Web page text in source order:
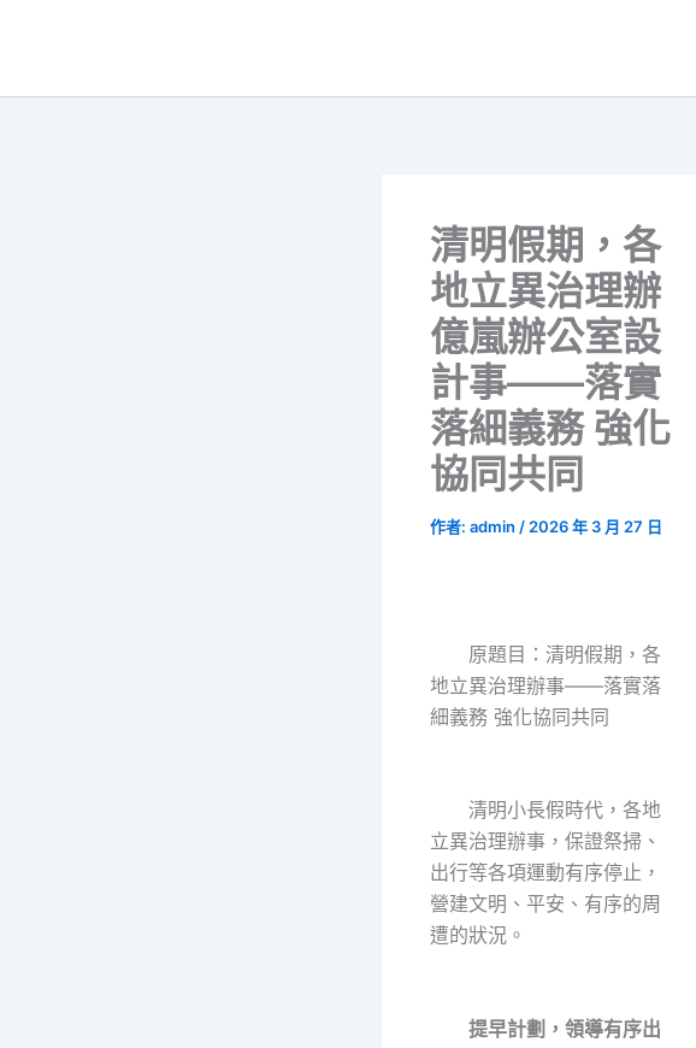
清明假期，各
地立異治理辦
億嵐辦公室設
計事——落實
落細義務 強化
協同共同
作者: admin / 2026 年 3 月 27 日
原題目：清明假期，各
地立異治理辦事——落實落
細義務 強化協同共同
清明小長假時代，各地
立異治理辦事，保證祭掃、
出行等各項運動有序停止，
營建文明、平安、有序的周
遭的狀況。
提早計劃，領導有序出